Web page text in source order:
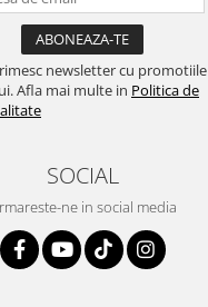
newsletter cu promotiile
Afla mai multe in Politica de
SOCIAL
ne in social media